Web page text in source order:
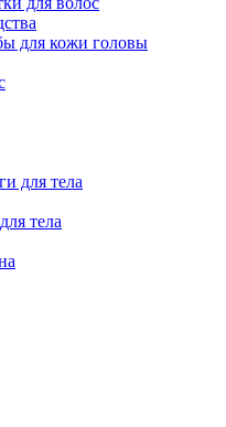
для кожи головы
для тела
тела